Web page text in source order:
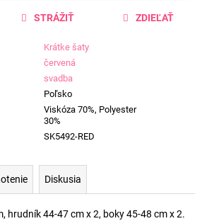
Krátke šaty
červená
svadba
Poľsko
Viskóza 70%, Polyester
30%
SK5492-RED
STRÁŽIŤ ZDIEĽAŤ
Diskusia
hrudník 44-47 cm x 2, boky 45-48 cm x 2.